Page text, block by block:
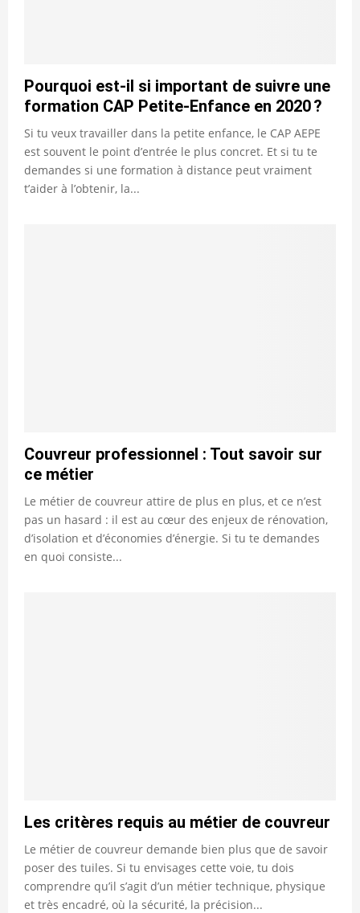
Pourquoi est-il si important de suivre une
formation CAP Petite-Enfance en 2020 ?
Si tu veux travailler dans la petite enfance, le CAP AEPE
est souvent le point d’entrée le plus concret. Et si tu te
demandes si une formation à distance peut vraiment
t’aider à l’obtenir, la...
Couvreur professionnel : Tout savoir sur
ce métier
Le métier de couvreur attire de plus en plus, et ce n’est
pas un hasard : il est au cœur des enjeux de rénovation,
d’isolation et d’économies d’énergie. Si tu te demandes
en quoi consiste...
Les critères requis au métier de couvreur
Le métier de couvreur demande bien plus que de savoir
poser des tuiles. Si tu envisages cette voie, tu dois
comprendre qu’il s’agit d’un métier technique, physique
et très encadré, où la sécurité, la précision...